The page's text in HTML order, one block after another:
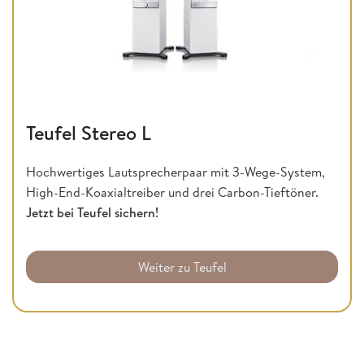
Teufel Stereo L
Hochwertiges Lautsprecherpaar mit 3-Wege-System,
High-End-Koaxialtreiber und drei Carbon-Tieftöner.
Jetzt bei Teufel sichern!
Weiter zu Teufel